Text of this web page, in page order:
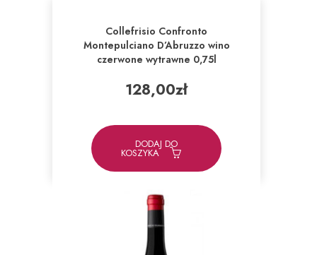
Collefrisio Confronto
Montepulciano D’Abruzzo wino
czerwone wytrawne 0,75l
128,00zł
DODAJ DO
KOSZYKA